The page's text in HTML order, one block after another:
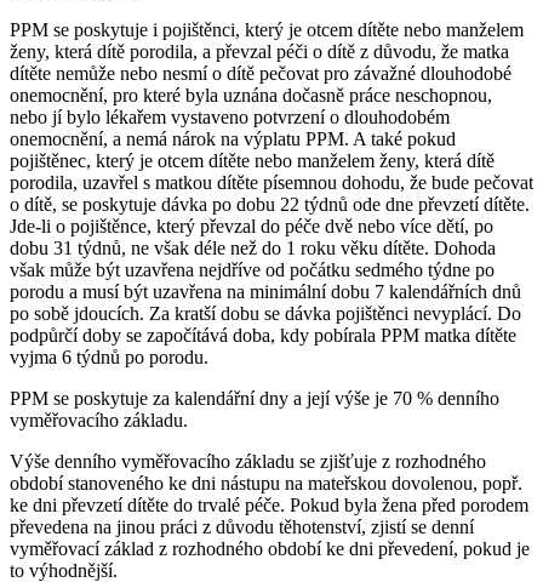
PPM se poskytuje i pojištěnci, který je otcem dítěte nebo manželem
ženy, která dítě porodila, a převzal péči o dítě z důvodu, že matka
dítěte nemůže nebo nesmí o dítě pečovat pro závažné dlouhodobé
onemocnění, pro které byla uznána dočasně práce neschopnou,
nebo jí bylo lékařem vystaveno potvrzení o dlouhodobém
onemocnění, a nemá nárok na výplatu PPM. A také pokud
pojištěnec, který je otcem dítěte nebo manželem ženy, která dítě
porodila, uzavřel s matkou dítěte písemnou dohodu, že bude pečovat
o dítě, se poskytuje dávka po dobu 22 týdnů ode dne převzetí dítěte.
Jde-li o pojištěnce, který převzal do péče dvě nebo více dětí, po
dobu 31 týdnů, ne však déle než do 1 roku věku dítěte. Dohoda
však může být uzavřena nejdříve od počátku sedmého týdne po
porodu a musí být uzavřena na minimální dobu 7 kalendářních dnů
po sobě jdoucích. Za kratší dobu se dávka pojištěnci nevyplácí. Do
podpůrčí doby se započítává doba, kdy pobírala PPM matka dítěte
vyjma 6 týdnů po porodu.
PPM se poskytuje za kalendářní dny a její výše je 70 % denního
vyměřovacího základu.
Výše denního vyměřovacího základu se zjišťuje z rozhodného
období stanoveného ke dni nástupu na mateřskou dovolenou, popř.
ke dni převzetí dítěte do trvalé péče. Pokud byla žena před porodem
převedena na jinou práci z důvodu těhotenství, zjistí se denní
vyměřovací základ z rozhodného období ke dni převedení, pokud je
to výhodnější.